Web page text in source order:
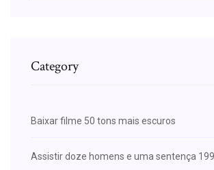
Category
Baixar filme 50 tons mais escuros
Assistir doze homens e uma sentença